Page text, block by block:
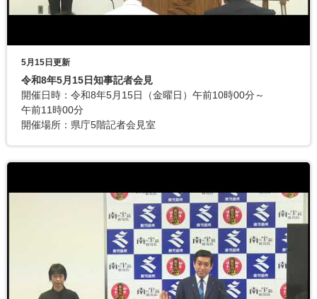
5月15日更新
令和8年5月15日知事記者会見
開催日時：令和8年5月15日（金曜日）午前10時00分～
午前11時00分
開催場所：県庁5階記者会見室